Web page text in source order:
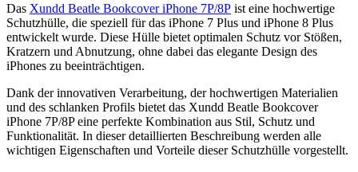
Das Xundd Beatle Bookcover iPhone 7P/8P ist eine hochwertige
Schutzhülle, die speziell für das iPhone 7 Plus und iPhone 8 Plus
entwickelt wurde. Diese Hülle bietet optimalen Schutz vor Stößen,
Kratzern und Abnutzung, ohne dabei das elegante Design des
iPhones zu beeinträchtigen.
Dank der innovativen Verarbeitung, der hochwertigen Materialien
und des schlanken Profils bietet das Xundd Beatle Bookcover
iPhone 7P/8P eine perfekte Kombination aus Stil, Schutz und
Funktionalität. In dieser detaillierten Beschreibung werden alle
wichtigen Eigenschaften und Vorteile dieser Schutzhülle vorgestellt.